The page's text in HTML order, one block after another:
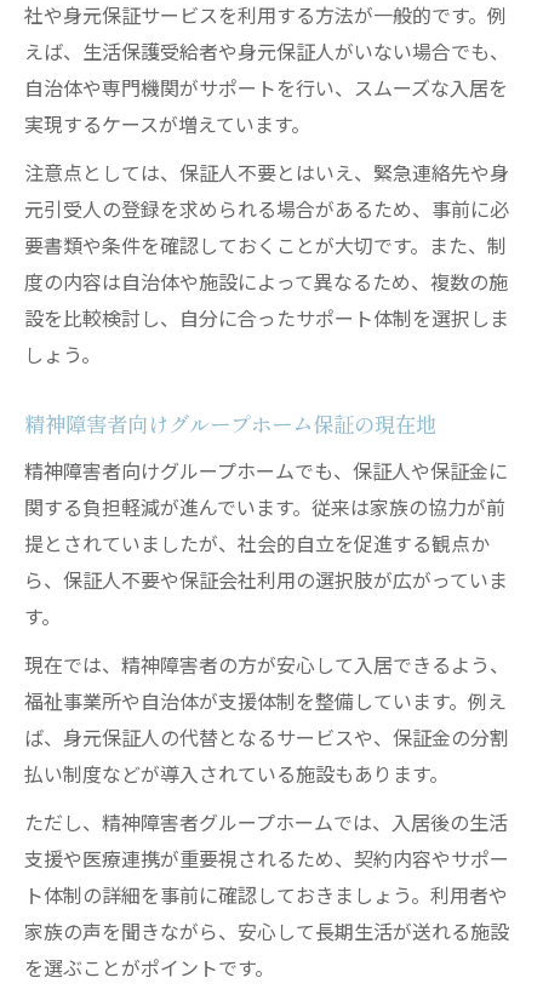
保証会社の役割とグループホーム保証金の
違い
グループホーム保証金相場とリスク管理の
コツ
保証会社を活用したグループホーム入居の
利点
保証金返金や滞納時のグループホーム対応
策
実践的な費用最小化で経済的な負担を軽減
グループホーム保証金の節約方法と注意点
保証会社選びが費用最小化に与える影響
障害者グループホーム費用負担軽減のコツ
グループホーム保証契約で見落としがちな
注意点
長期入居を目指すグループホーム保証のポ
イント
保証人不要でも安心できる契約内容とは
グループホーム保証契約時のリスク回避策
連帯保証人不要で長期安定入居を実現する
工夫
社や身元保証サービスを利用する方法が一般的です。例
えば、生活保護受給者や身元保証人がいない場合でも、
自治体や専門機関がサポートを行い、スムーズな入居を
実現するケースが増えています。
注意点としては、保証人不要とはいえ、緊急連絡先や身
元引受人の登録を求められる場合があるため、事前に必
要書類や条件を確認しておくことが大切です。また、制
度の内容は自治体や施設によって異なるため、複数の施
設を比較検討し、自分に合ったサポート体制を選択しま
しょう。
精神障害者向けグループホーム保証の現在地
精神障害者向けグループホームでも、保証人や保証金に
関する負担軽減が進んでいます。従来は家族の協力が前
提とされていましたが、社会的自立を促進する観点か
ら、保証人不要や保証会社利用の選択肢が広がっていま
す。
現在では、精神障害者の方が安心して入居できるよう、
福祉事業所や自治体が支援体制を整備しています。例え
ば、身元保証人の代替となるサービスや、保証金の分割
払い制度などが導入されている施設もあります。
ただし、精神障害者グループホームでは、入居後の生活
支援や医療連携が重要視されるため、契約内容やサポー
ト体制の詳細を事前に確認しておきましょう。利用者や
家族の声を聞きながら、安心して長期生活が送れる施設
を選ぶことがポイントです。